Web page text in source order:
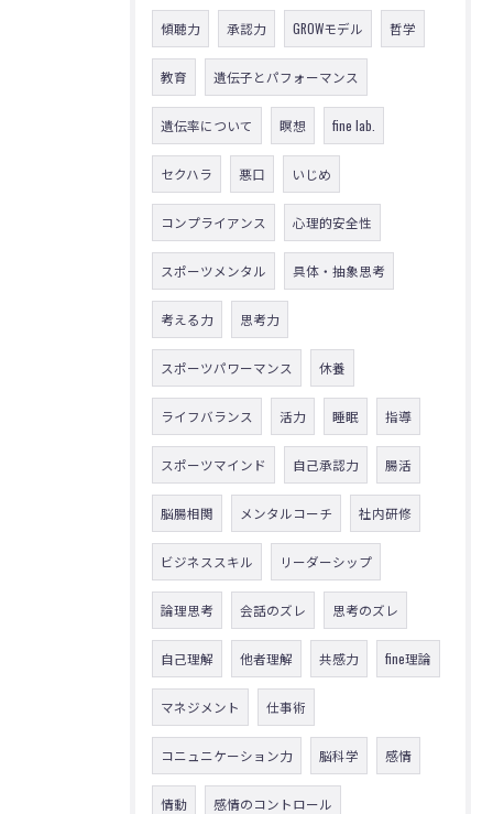
傾聴力 承認力 GROWモデル 哲学
教育 遺伝子とパフォーマンス
遺伝率について 瞑想 fine lab.
セクハラ 悪口 いじめ
コンプライアンス 心理的安全性
スポーツメンタル 具体・抽象思考
考える力 思考力
スポーツパワーマンス 休養
ライフバランス 活力 睡眠 指導
スポーツマインド 自己承認力 腸活
脳腸相関 メンタルコーチ 社内研修
ビジネススキル リーダーシップ
論理思考 会話のズレ 思考のズレ
自己理解 他者理解 共感力 fine理論
マネジメント 仕事術
コニュニケーション力 脳科学 感情
情動 感情のコントロール